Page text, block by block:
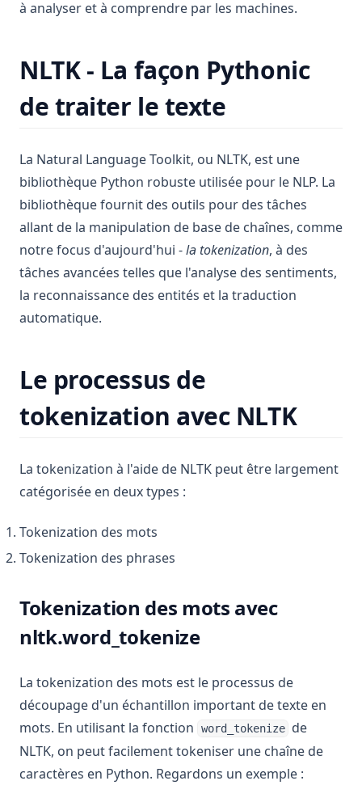
How to Use Pandas Mean Function
How to Use Pandas Set Index
How to Use Pandas to_datetime for Data Processing
How to Use the Pandas Shift Method for Data Analysis: A
Mastering Time Series Analysis: How to Use Pandas
Maîtriser l'analyse des séries temporelles : comment
utiliser Pandas Resample
Modin: Accélération de Python Pandas
Modin: Python Pandas Speed Up
Méthode to_sql() de Pandas : Conseils pour écrire du SQL
efficacement
Pandas 2.0 : Nouvelles fonctionnalités que vous devez
connaître
Pandas 2.0: New Features that You Must Know
Pandas Crosstab : Créer des tables de tabulation croisée
simples en Python
Pandas Crosstab: Create Simple Cross Tabulation Tables in
Python
Pandas Dataframe: Basic Operations for Beginners
Pandas Plot Histogram: Create and Customize Histograms
in Python
Manipulation Techniques
Pandas Réorganiser les colonnes: Techniques efficaces de
manipulation de DataFrame
Pandas Traçage Histogramme : Créer et Personnaliser des
Histogrammes en Python
à analyser et à comprendre par les machines.
NLTK - La façon Pythonic
de traiter le texte
La Natural Language Toolkit, ou NLTK, est une
bibliothèque Python robuste utilisée pour le NLP. La
bibliothèque fournit des outils pour des tâches
allant de la manipulation de base de chaînes, comme
notre focus d'aujourd'hui -la tokenization, à des
tâches avancées telles que l'analyse des sentiments,
la reconnaissance des entités et la traduction
automatique.
Le processus de
tokenization avec NLTK
La tokenization à l'aide de NLTK peut être largement
catégorisée en deux types :
Tokenization des mots
Tokenization des phrases
Tokenization des mots avec
nltk.word_tokenize
La tokenization des mots est le processus de
découpage d'un échantillon important de texte en
mots. En utilisant la fonction
word_tokenize de
NLTK, on peut facilement tokeniser une chaîne de
caractères en Python. Regardons un exemple :